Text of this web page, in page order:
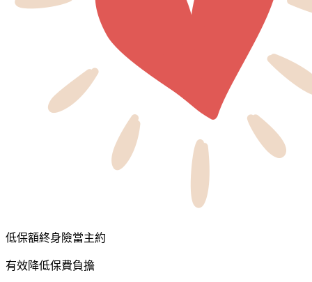
低保額終身險當主約
有效降低保費負擔